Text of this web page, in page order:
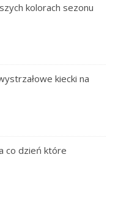
kolorach sezonu
kiecki na
co dzień które